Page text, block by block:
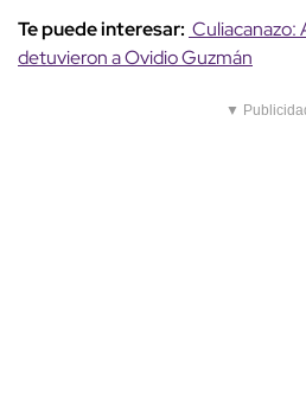
Te puede interesar: Culiacanazo:
detuvieron a Ovidio Guzmán
▼